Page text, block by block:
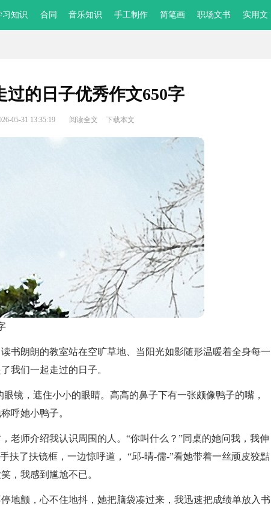
习知识 合同 音乐知识 手工制作 简笔画 职场文书 实用文
过的日子优秀作文650字
05-31 13:35:19 阅读全文 下载本文
书朗朗的教室站在空旷草地、当阳光如影随形温暖着全身每一
我们一起走过的日子。
镜，遮住小小的眼睛。高高的鼻子下有一张颇像鸭子的嘴，
呼她小鸭子。
老师介绍我认识周围的人。“你叫什么？”同桌的她问我，我伸
扶了扶镜框，一边惊呼道， “邱-晴-儒-”看她带着一丝顽皮狡黠
，我感到尴尬不已。
地颤，心不住地抖，她把脑袋凑过来，我迅速把成绩单放入书